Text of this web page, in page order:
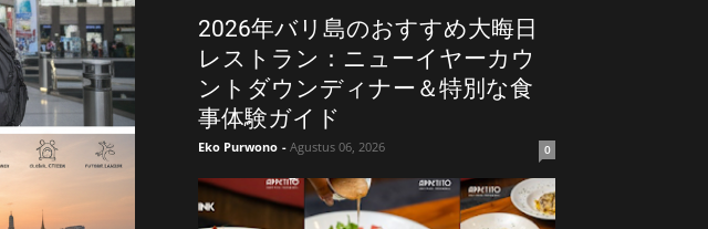
2026年バリ島のおすすめ大晦日
レストラン：ニューイヤーカウ
ントダウンディナー＆特別な食
事体験ガイド
Eko Purwono - Agustus 06, 2026 0